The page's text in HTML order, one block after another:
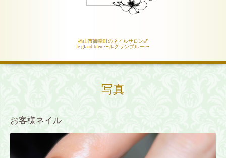
福山市御幸町のネイルサロン💅
le gland bleu 〜ルグランブルー〜
写真
お客様ネイル